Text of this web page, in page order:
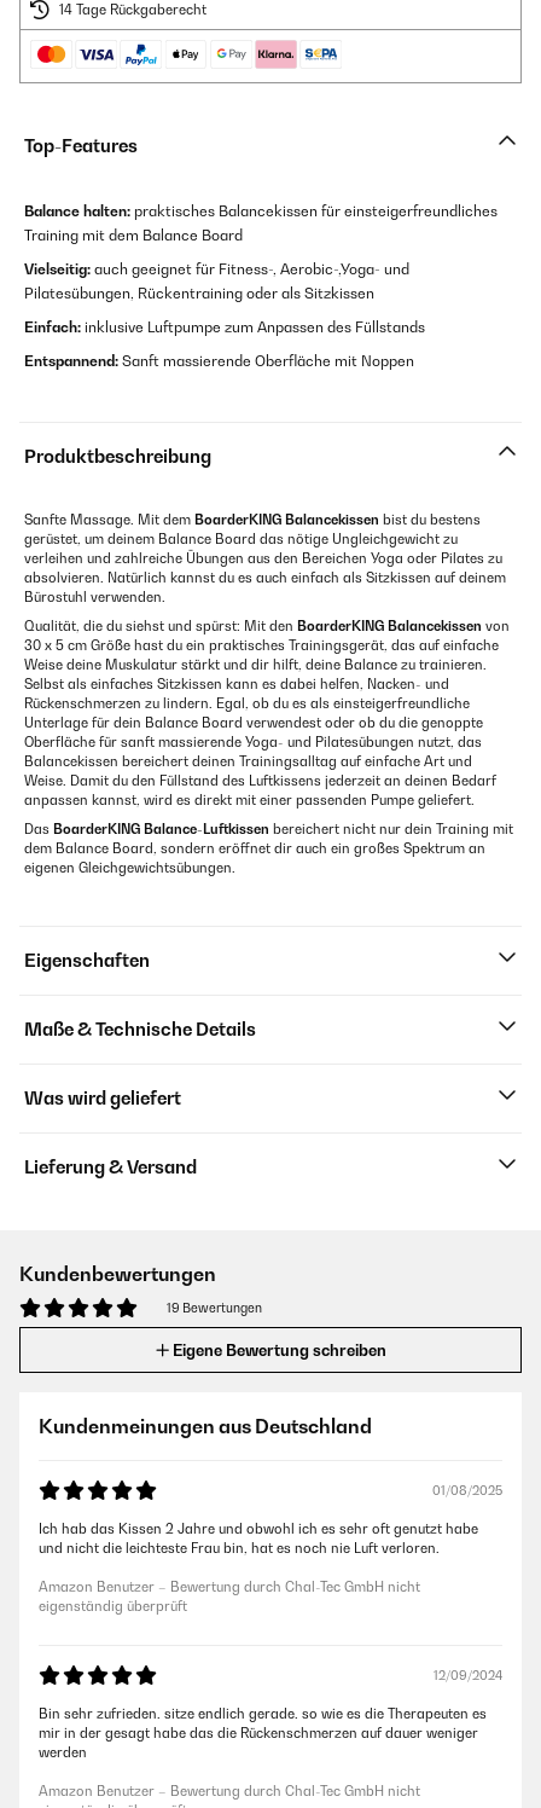
14 Tage Rückgaberecht
Top-Features
Balance halten: praktisches Balancekissen für einsteigerfreundliches
Training mit dem Balance Board
Vielseitig: auch geeignet für Fitness-, Aerobic-,Yoga- und
Pilatesübungen, Rückentraining oder als Sitzkissen
Einfach: inklusive Luftpumpe zum Anpassen des Füllstands
Entspannend: Sanft massierende Oberfläche mit Noppen
Produktbeschreibung
Sanfte Massage. Mit dem BoarderKING Balancekissen bist du bestens
gerüstet, um deinem Balance Board das nötige Ungleichgewicht zu
verleihen und zahlreiche Übungen aus den Bereichen Yoga oder Pilates zu
absolvieren. Natürlich kannst du es auch einfach als Sitzkissen auf deinem
Bürostuhl verwenden.
Qualität, die du siehst und spürst: Mit den BoarderKING Balancekissen von
30 x 5 cm Größe hast du ein praktisches Trainingsgerät, das auf einfache
Weise deine Muskulatur stärkt und dir hilft, deine Balance zu trainieren.
Selbst als einfaches Sitzkissen kann es dabei helfen, Nacken- und
Rückenschmerzen zu lindern. Egal, ob du es als einsteigerfreundliche
Unterlage für dein Balance Board verwendest oder ob du die genoppte
Oberfläche für sanft massierende Yoga- und Pilatesübungen nutzt, das
Balancekissen bereichert deinen Trainingsalltag auf einfache Art und
Weise. Damit du den Füllstand des Luftkissens jederzeit an deinen Bedarf
anpassen kannst, wird es direkt mit einer passenden Pumpe geliefert.
Das BoarderKING Balance-Luftkissen bereichert nicht nur dein Training mit
dem Balance Board, sondern eröffnet dir auch ein großes Spektrum an
eigenen Gleichgewichtsübungen.
Eigenschaften
Maße & Technische Details
Was wird geliefert
Lieferung & Versand
Kundenbewertungen
19 Bewertungen
Eigene Bewertung schreiben
Kundenmeinungen aus Deutschland
01/08/2025
Ich hab das Kissen 2 Jahre und obwohl ich es sehr oft genutzt habe
und nicht die leichteste Frau bin, hat es noch nie Luft verloren.
Amazon Benutzer – Bewertung durch Chal-Tec GmbH nicht
eigenständig überprüft
12/09/2024
Bin sehr zufrieden. sitze endlich gerade. so wie es die Therapeuten es
mir in der gesagt habe das die Rückenschmerzen auf dauer weniger
werden
Amazon Benutzer – Bewertung durch Chal-Tec GmbH nicht